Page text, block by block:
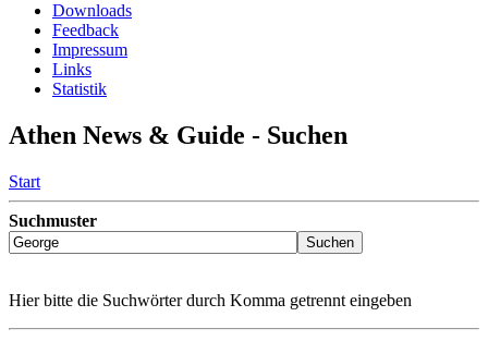
Downloads
Feedback
Impressum
Links
Statistik
Athen News & Guide - Suchen
Start
Suchmuster
Hier bitte die Suchwörter durch Komma getrennt eingeben